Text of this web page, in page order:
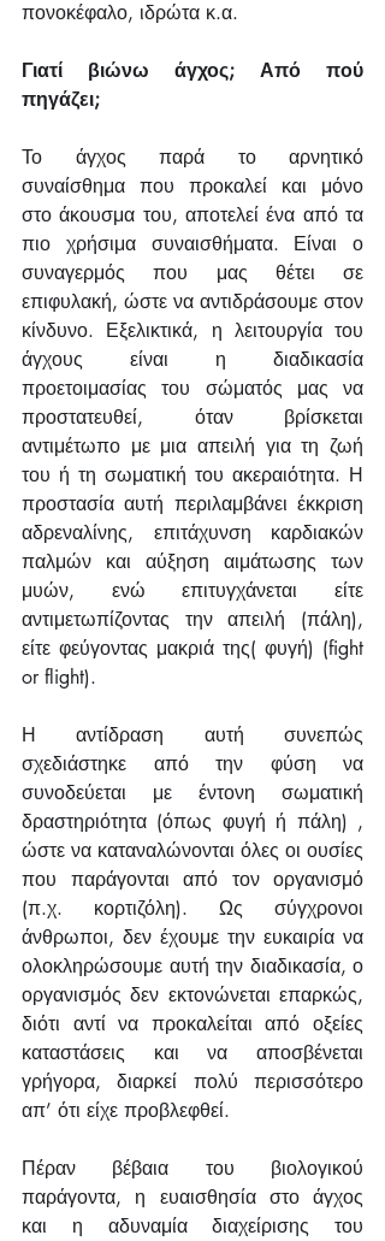
πονοκέφαλο, ιδρώτα κ.α.
Γιατί βιώνω άγχος; Από πού
πηγάζει;
Το άγχος παρά το αρνητικό
συναίσθημα που προκαλεί και μόνο
στο άκουσμα του, αποτελεί ένα από τα
πιο χρήσιμα συναισθήματα. Είναι ο
συναγερμός που μας θέτει σε
επιφυλακή, ώστε να αντιδράσουμε στον
κίνδυνο. Εξελικτικά, η λειτουργία του
άγχους είναι η διαδικασία
προετοιμασίας του σώματός μας να
προστατευθεί, όταν βρίσκεται
αντιμέτωπο με μια απειλή για τη ζωή
του ή τη σωματική του ακεραιότητα. Η
προστασία αυτή περιλαμβάνει έκκριση
αδρεναλίνης, επιτάχυνση καρδιακών
παλμών και αύξηση αιμάτωσης των
μυών, ενώ επιτυγχάνεται είτε
αντιμετωπίζοντας την απειλή (πάλη),
είτε φεύγοντας μακριά της( φυγή) (fight
or flight).
Η αντίδραση αυτή συνεπώς
σχεδιάστηκε από την φύση να
συνοδεύεται με έντονη σωματική
δραστηριότητα (όπως φυγή ή πάλη) ,
ώστε να καταναλώνονται όλες οι ουσίες
που παράγονται από τον οργανισμό
(π.χ. κορτιζόλη). Ως σύγχρονοι
άνθρωποι, δεν έχουμε την ευκαιρία να
ολοκληρώσουμε αυτή την διαδικασία, ο
οργανισμός δεν εκτονώνεται επαρκώς,
διότι αντί να προκαλείται από οξείες
καταστάσεις και να αποσβένεται
γρήγορα, διαρκεί πολύ περισσότερο
απ’ ότι είχε προβλεφθεί.
Πέραν βέβαια του βιολογικού
παράγοντα, η ευαισθησία στο άγχος
και η αδυναμία διαχείρισης του